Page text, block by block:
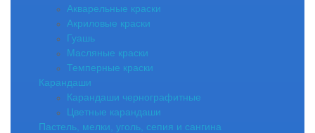
Акварельные краски
Акриловые краски
Гуашь
Масляные краски
Темперные краски
Карандаши
Карандаши чернографитные
Цветные карандаши
Пастель, мелки, уголь, сепия и сангина